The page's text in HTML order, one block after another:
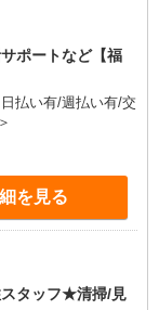
ポートなど【福
払い有/週払い有/交
を見る
タッフ★清掃/見